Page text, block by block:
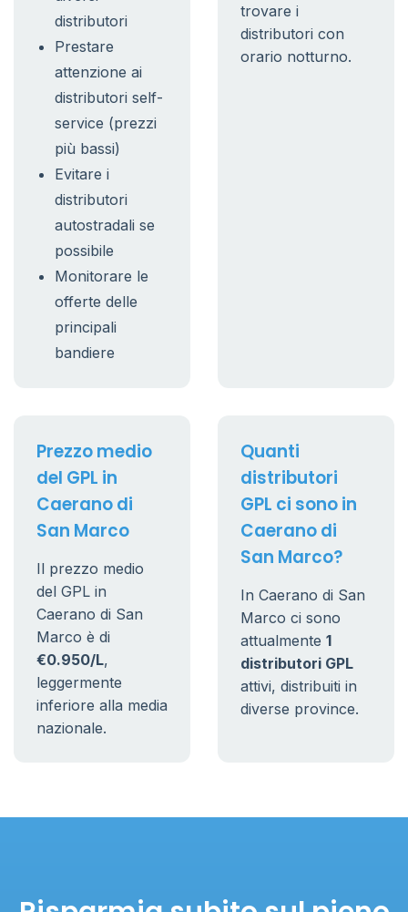
distributori
Prestare
attenzione ai
distributori self-
service (prezzi
più bassi)
Evitare i
distributori
autostradali se
possibile
Monitorare le
offerte delle
principali
bandiere
trovare i
distributori con
orario notturno.
Prezzo medio
del GPL in
Caerano di
San Marco
Il prezzo medio
del GPL in
Caerano di San
Marco è di
€0.950/L,
leggermente
inferiore alla media
nazionale.
Quanti
distributori
GPL ci sono in
Caerano di
San Marco?
In Caerano di San
Marco ci sono
attualmente 1
distributori GPL
attivi, distribuiti in
diverse province.